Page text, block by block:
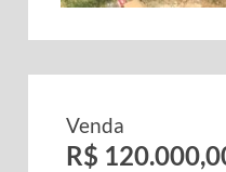
Venda
R$